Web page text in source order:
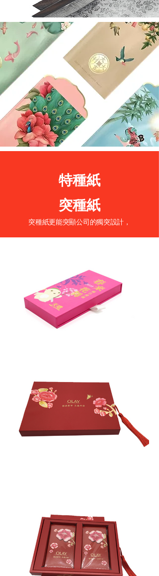
特種紙
突種紙
突種紙更能突顯公司的獨突設計，